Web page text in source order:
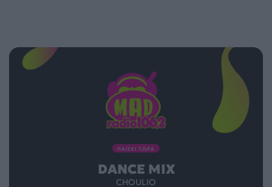
ΠΑΙΖΕΙ ΤΩΡΑ
DANCE MIX
CHOULIO